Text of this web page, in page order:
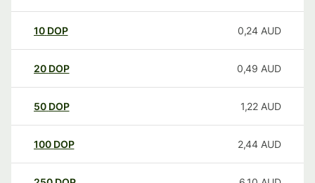
10 DOP 0,24 AUD
20 DOP 0,49 AUD
50 DOP 1,22 AUD
100 DOP 2,44 AUD